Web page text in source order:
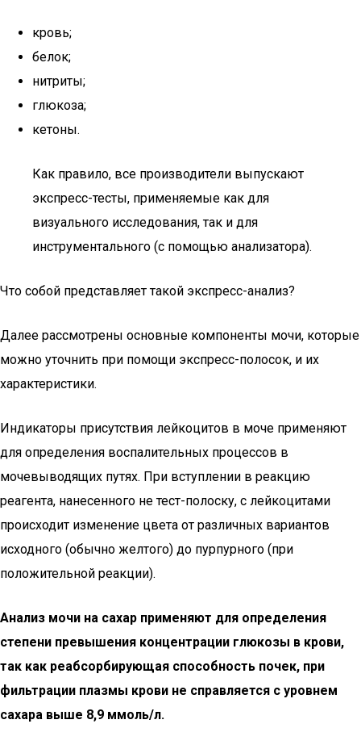
кровь;
белок;
нитриты;
глюкоза;
кетоны.
Как правило, все производители выпускают
экспресс-тесты, применяемые как для
визуального исследования, так и для
инструментального (с помощью анализатора).
Что собой представляет такой экспресс-анализ?
Далее рассмотрены основные компоненты мочи, которые
можно уточнить при помощи экспресс-полосок, и их
характеристики.
Индикаторы присутствия лейкоцитов в моче применяют
для определения воспалительных процессов в
мочевыводящих путях. При вступлении в реакцию
реагента, нанесенного не тест-полоску, с лейкоцитами
происходит изменение цвета от различных вариантов
исходного (обычно желтого) до пурпурного (при
положительной реакции).
Анализ мочи на сахар применяют для определения
степени превышения концентрации глюкозы в крови,
так как реабсорбирующая способность почек, при
фильтрации плазмы крови не справляется с уровнем
сахара выше 8,9 ммоль/л.